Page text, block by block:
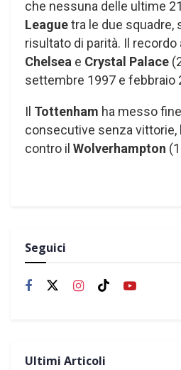
che nessuna delle ultime
Leaguetra le due squadre,
risultato di parità. Il recordo
Chelsea e Crystal Palace
settembre 1997 e febbraio
Il Tottenham ha messo
consecutive senza
contro il Wolverhampton
Seguici
Ultimi Articoli